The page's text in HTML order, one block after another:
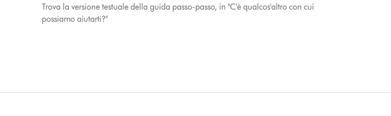
Trova la versione testuale della guida passo-passo, in "C'è qualcos'altro con cui
possiamo aiutarti?"